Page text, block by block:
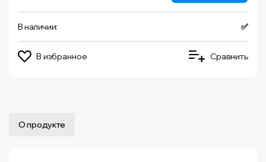
В наличии: ✅
В избранное Сравнить
О продукте